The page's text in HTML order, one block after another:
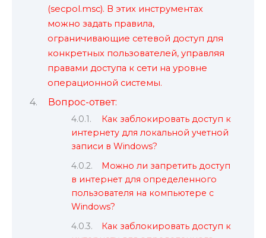
(secpol.msc). В этих инструментах
можно задать правила,
ограничивающие сетевой доступ для
конкретных пользователей, управляя
правами доступа к сети на уровне
операционной системы.
Вопрос-ответ:
Как заблокировать доступ к
интернету для локальной учетной
записи в Windows?
Можно ли запретить доступ
в интернет для определенного
пользователя на компьютере с
Windows?
Как заблокировать доступ к